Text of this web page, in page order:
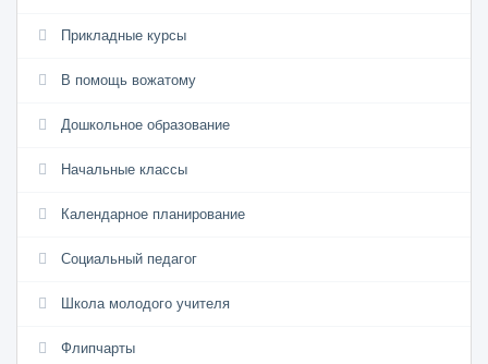
Прикладные курсы
В помощь вожатому
Дошкольное образование
Начальные классы
Календарное планирование
Социальный педагог
Школа молодого учителя
Флипчарты